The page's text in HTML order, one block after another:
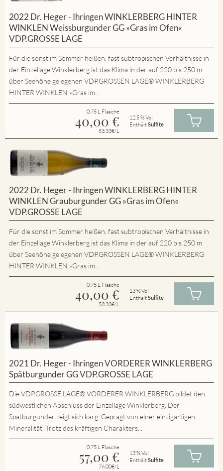
2022 Dr. Heger - Ihringen WINKLERBERG HINTER
WINKLEN Weissburgunder GG »Gras im Ofen«
VDP.GROSSE LAGE
Für die sonst im Sommer heißen, fast subtropischen Verhältnisse in
der Einzellage Winklerberg ist das Klima in der auf 220 bis 250 m
über Seehöhe gelegenen VDP.GROSSEN LAGE® WINKLERBERG
HINTER WINKLEN »Gras im...
0.75 L Flasche
40,00 €
53.33€/L
12.5 % Vol
EnthältSulfite
2022 Dr. Heger - Ihringen WINKLERBERG HINTER
WINKLEN Grauburgunder GG »Gras im Ofen«
VDP.GROSSE LAGE
Für die sonst im Sommer heißen, fast subtropischen Verhältnisse in
der Einzellage Winklerberg ist das Klima in der auf 220 bis 250 m
über Seehöhe gelegenen VDP.GROSSEN LAGE® WINKLERBERG
HINTER WINKLEN »Gras im...
0.75 L Flasche
40,00 €
53.33€/L
13 % Vol
EnthältSulfite
2021 Dr. Heger - Ihringen VORDERER WINKLERBERG
Spätburgunder GG VDP.GROSSE LAGE
Die VDP.GROSSE LAGE® VORDERER WINKLERBERG bildet den
südwestlichen Abschluss der Einzellage Winklerberg. Der
Spätburgunder zeigt sich karg. Geprägt von einer einzigartigen
Mineralität. Trotz des kräftigen Charakters...
0.75 L Flasche
57,00 €
76.00€/L
13 % Vol
EnthältSulfite